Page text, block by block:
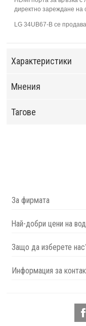
директно зареждане на
LG 34UB67-B се
Характеристики
Мнения
Тагове
За фирмата
Най-добри цени на
Защо да изберете
Информация за